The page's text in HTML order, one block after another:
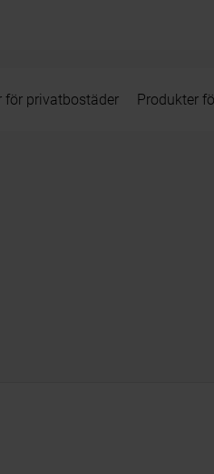
för privatbostäder Produkter